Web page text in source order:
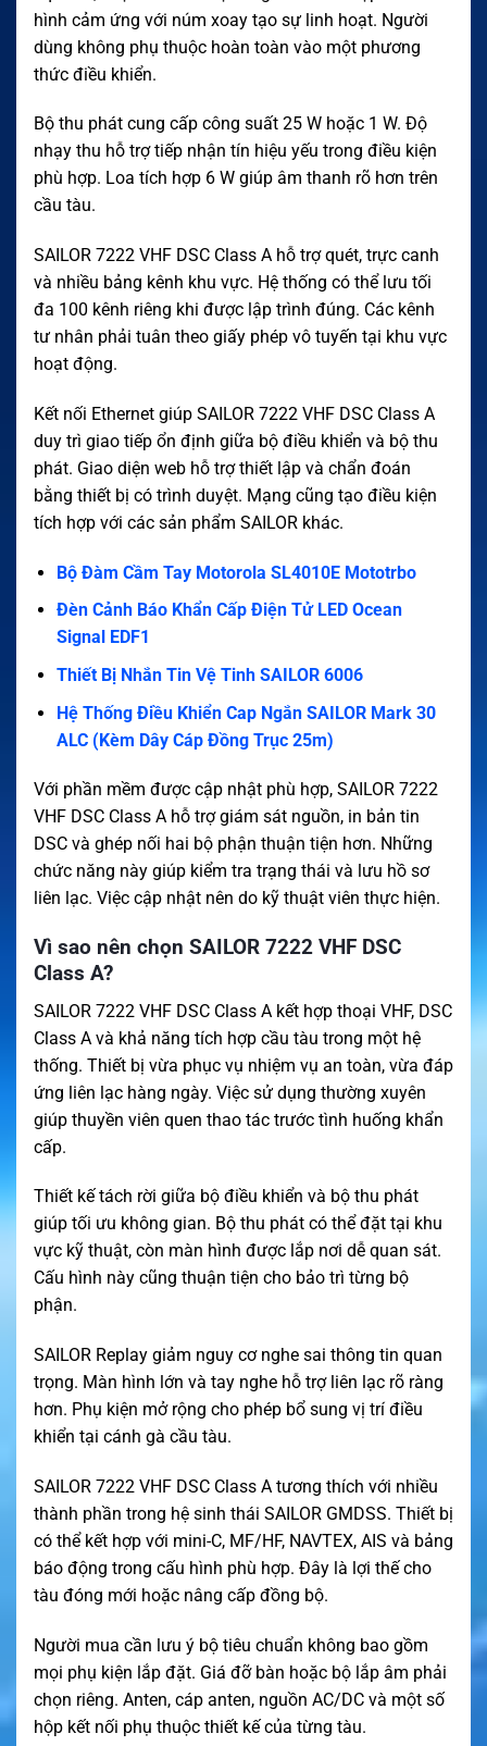
hình cảm ứng với núm xoay tạo sự linh hoạt. Người
dùng không phụ thuộc hoàn toàn vào một phương
thức điều khiển.
Bộ thu phát cung cấp công suất 25 W hoặc 1 W. Độ
nhạy thu hỗ trợ tiếp nhận tín hiệu yếu trong điều kiện
phù hợp. Loa tích hợp 6 W giúp âm thanh rõ hơn trên
cầu tàu.
SAILOR 7222 VHF DSC Class A hỗ trợ quét, trực canh
và nhiều bảng kênh khu vực. Hệ thống có thể lưu tối
đa 100 kênh riêng khi được lập trình đúng. Các kênh
tư nhân phải tuân theo giấy phép vô tuyến tại khu vực
hoạt động.
Kết nối Ethernet giúp SAILOR 7222 VHF DSC Class A
duy trì giao tiếp ổn định giữa bộ điều khiển và bộ thu
phát. Giao diện web hỗ trợ thiết lập và chẩn đoán
bằng thiết bị có trình duyệt. Mạng cũng tạo điều kiện
tích hợp với các sản phẩm SAILOR khác.
Bộ Đàm Cầm Tay Motorola SL4010E Mototrbo
Đèn Cảnh Báo Khẩn Cấp Điện Tử LED Ocean
Signal EDF1
Thiết Bị Nhắn Tin Vệ Tinh SAILOR 6006
Hệ Thống Điều Khiển Cap Ngắn SAILOR Mark 30
ALC (Kèm Dây Cáp Đồng Trục 25m)
Với phần mềm được cập nhật phù hợp, SAILOR 7222
VHF DSC Class A hỗ trợ giám sát nguồn, in bản tin
DSC và ghép nối hai bộ phận thuận tiện hơn. Những
chức năng này giúp kiểm tra trạng thái và lưu hồ sơ
liên lạc. Việc cập nhật nên do kỹ thuật viên thực hiện.
Vì sao nên chọn SAILOR 7222 VHF DSC
Class A?
SAILOR 7222 VHF DSC Class A kết hợp thoại VHF, DSC
Class A và khả năng tích hợp cầu tàu trong một hệ
thống. Thiết bị vừa phục vụ nhiệm vụ an toàn, vừa đáp
ứng liên lạc hàng ngày. Việc sử dụng thường xuyên
giúp thuyền viên quen thao tác trước tình huống khẩn
cấp.
Thiết kế tách rời giữa bộ điều khiển và bộ thu phát
giúp tối ưu không gian. Bộ thu phát có thể đặt tại khu
vực kỹ thuật, còn màn hình được lắp nơi dễ quan sát.
Cấu hình này cũng thuận tiện cho bảo trì từng bộ
phận.
SAILOR Replay giảm nguy cơ nghe sai thông tin quan
trọng. Màn hình lớn và tay nghe hỗ trợ liên lạc rõ ràng
hơn. Phụ kiện mở rộng cho phép bổ sung vị trí điều
khiển tại cánh gà cầu tàu.
SAILOR 7222 VHF DSC Class A tương thích với nhiều
thành phần trong hệ sinh thái SAILOR GMDSS. Thiết bị
có thể kết hợp với mini-C, MF/HF, NAVTEX, AIS và bảng
báo động trong cấu hình phù hợp. Đây là lợi thế cho
tàu đóng mới hoặc nâng cấp đồng bộ.
Người mua cần lưu ý bộ tiêu chuẩn không bao gồm
mọi phụ kiện lắp đặt. Giá đỡ bàn hoặc bộ lắp âm phải
chọn riêng. Anten, cáp anten, nguồn AC/DC và một số
hộp kết nối phụ thuộc thiết kế của từng tàu.